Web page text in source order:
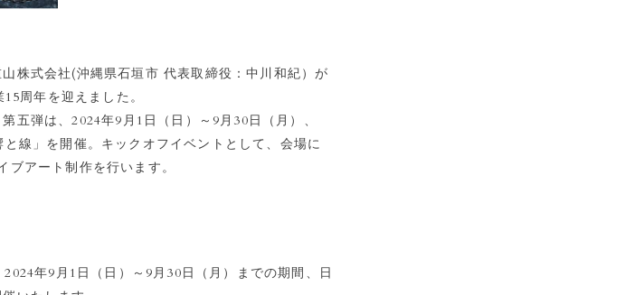
株式会社(沖縄県石垣市 代表取締役：中川和紀）が
周年を迎えました。
五弾は、2024年9月1日（日）～9月30日（月）、
線」を開催。キックオフイベントとして、会場に
アート制作を行います。
年9月1日（日）～9月30日（月）までの期間、日